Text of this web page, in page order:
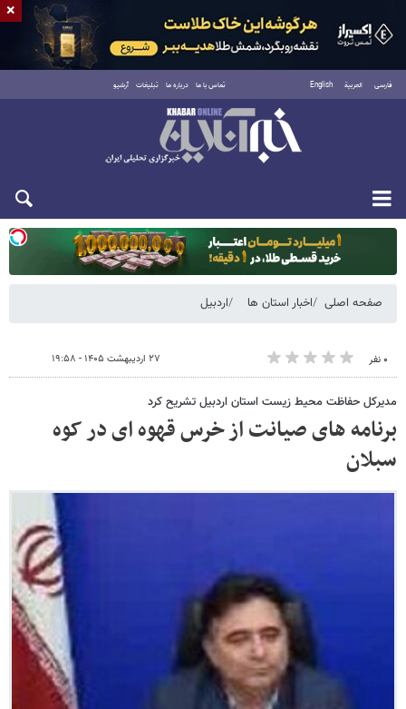
فارسی العربية English تماس با ما درباره ما تبلیغات آرشیو
یکشنبه ۱۸ مرداد ۱۴۰۵
صفحه اصلی اخبار استان ها اردبیل
۰ نفر ۲۷ اردیبهشت ۱۴۰۵ - ۱۹:۵۸
مدیرکل حفاظت محیط زیست استان اردبیل تشریح کرد
برنامه های صیانت از خرس قهوه ای در کوه
سبلان
×